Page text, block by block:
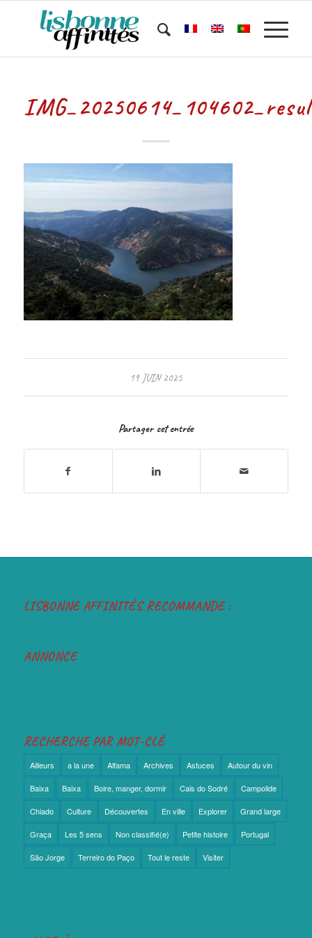
19 JUIN 2025
Partager cet entrée
LISBONNE AFFINITÉS RECOMMANDE :
ANNONCE
RECHERCHE PAR MOT-CLÉ
Ailleurs a la une Alfama Archives Astuces Autour du vin
Baixa Baixa Boire, manger, dormir Cais do Sodré Campolide
Chiado Culture Découvertes En ville Explorer Grand large
Graça Les 5 sens Non classifié(e) Petite histoire Portugal
São Jorge Terreiro do Paço Tout le reste Visiter